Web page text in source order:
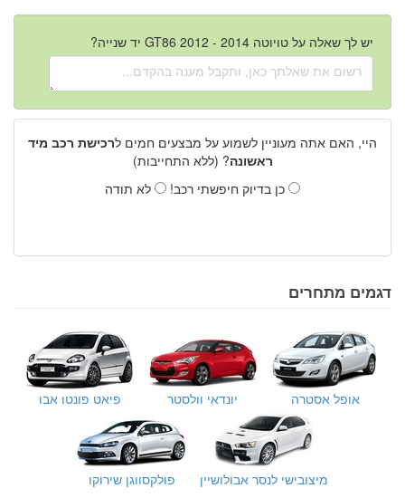
יש לך שאלה על טויוטה GT86 2012 - 2014 יד שנייה?
היי, האם אתה מעוניין לשמוע על מבצעים חמים לרכישת רכב מיד
ראשונה? (ללא התחייבות)
כן בדיוק חיפשתי רכב!
לא תודה
דגמים מתחרים
אופל אסטרה יונדאי וולסטר פיאט פונטו אבו
מיצובישי לנסר אבולושיין פולקסווגן שירוקו